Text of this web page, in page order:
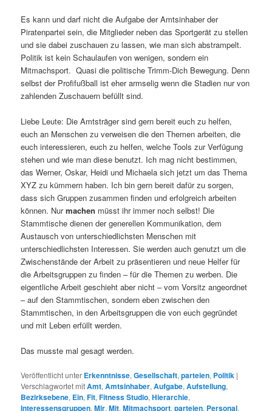
Es kann und darf nicht die Aufgabe der Amtsinhaber der
Piratenpartei sein, die Mitglieder neben das Sportgerät zu stellen
und sie dabei zuschauen zu lassen, wie man sich abstrampelt.
Politik ist kein Schaulaufen von wenigen, sondern ein
Mitmachsport. Quasi die politische Trimm-Dich Bewegung. Denn
selbst der Profifußball ist eher armselig wenn die Stadien nur von
zahlenden Zuschauern befüllt sind.
Liebe Leute: Die Amtsträger sind gern bereit euch zu helfen,
euch an Menschen zu verweisen die den Themen arbeiten, die
euch interessieren, euch zu helfen, welche Tools zur Verfügung
stehen und wie man diese benutzt. Ich mag nicht bestimmen,
das Werner, Oskar, Heidi und Michaela sich jetzt um das Thema
XYZ zu kümmern haben. Ich bin gern bereit dafür zu sorgen,
dass sich Gruppen zusammen finden und erfolgreich arbeiten
können. Nurmachen müsst ihr immer noch selbst! Die
Stammtische dienen der generellen Kommunikation, dem
Austausch von unterschiedlichsten Menschen mit
unterschiedlichsten Interessen. Sie werden auch genutzt um die
Zwischenstände der Arbeit zu präsentieren und neue Helfer für
die Arbeitsgruppen zu finden – für die Themen zu werben. Die
eigentliche Arbeit geschieht aber nicht – vom Vorsitz angeordnet
– auf den Stammtischen, sondern eben zwischen den
Stammtischen, in den Arbeitsgruppen die von euch gegründet
und mit Leben erfüllt werden.
Das musste mal gesagt werden.
Veröffentlicht unter Erkenntnisse,Gesellschaft,parteien, Politik |
Verschlagwortet mitAmt,Amtsinhaber,Aufgabe,Aufstellung,
Bezirksebene, Ein,Fit,Fitness Studio,Hierarchie,
Interessensgruppen,Mir,Mit,Mitmachsport,parteien, Personal,